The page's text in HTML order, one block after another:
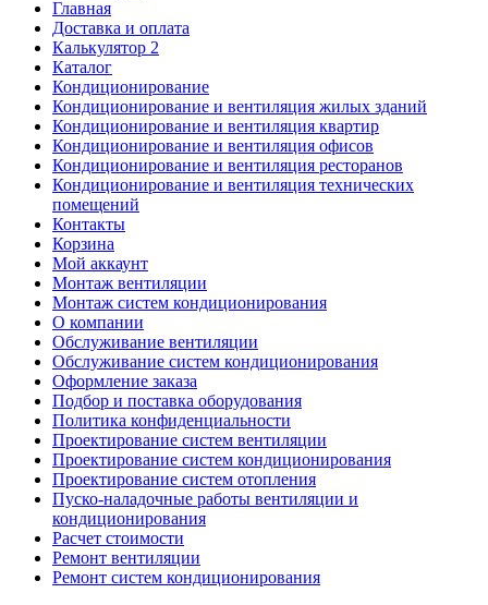
Главная
Доставка и оплата
Калькулятор 2
Каталог
Кондиционирование
Кондиционирование и вентиляция жилых зданий
Кондиционирование и вентиляция квартир
Кондиционирование и вентиляция офисов
Кондиционирование и вентиляция ресторанов
Кондиционирование и вентиляция технических
помещений
Контакты
Корзина
Мой аккаунт
Монтаж вентиляции
Монтаж систем кондиционирования
О компании
Обслуживание вентиляции
Обслуживание систем кондиционирования
Оформление заказа
Подбор и поставка оборудования
Политика конфиденциальности
Проектирование систем вентиляции
Проектирование систем кондиционирования
Проектирование систем отопления
Пуско-наладочные работы вентиляции и
кондиционирования
Расчет стоимости
Ремонт вентиляции
Ремонт систем кондиционирования